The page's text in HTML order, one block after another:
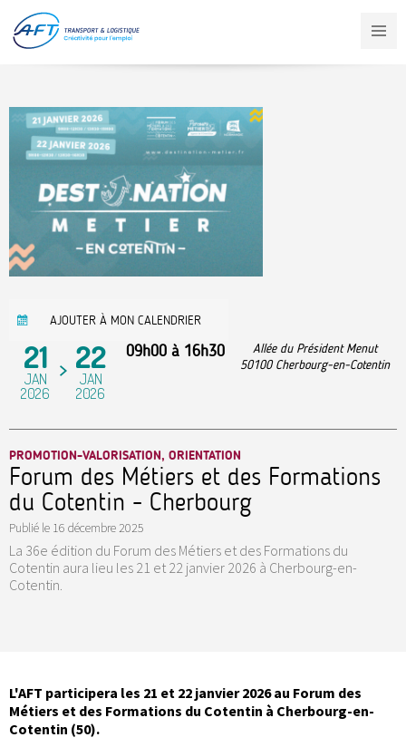
contenu
principal
AJOUTER À MON CALENDRIER
21
JAN
2026
22
JAN
2026
09h00 à 16h30
Allée du Président Menut
50100 Cherbourg-en-Cotentin
PROMOTION-VALORISATION, ORIENTATION
Forum des Métiers et des Formations
du Cotentin - Cherbourg
Publié le 16 décembre 2025
La 36e édition du Forum des Métiers et des Formations du
Cotentin aura lieu les 21 et 22 janvier 2026 à Cherbourg-en-
Cotentin.
L'AFT participera les 21 et 22 janvier 2026 au Forum des
Métiers et des Formations du Cotentin à Cherbourg-en-
Cotentin (50).